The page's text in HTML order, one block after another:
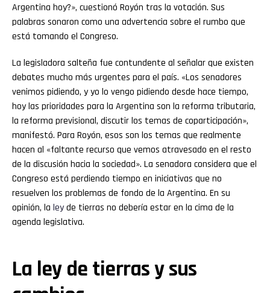
Argentina hoy?», cuestionó Royón tras la votación. Sus
palabras sonaron como una advertencia sobre el rumbo que
está tomando el Congreso.
La legisladora salteña fue contundente al señalar que existen
debates mucho más urgentes para el país. «Los senadores
venimos pidiendo, y yo lo vengo pidiendo desde hace tiempo,
hoy las prioridades para la Argentina son la reforma tributaria,
la reforma previsional, discutir los temas de coparticipación»,
manifestó. Para Royón, esos son los temas que realmente
hacen al «faltante recurso que vemos atravesado en el resto
de la discusión hacia la sociedad». La senadora considera que el
Congreso está perdiendo tiempo en iniciativas que no
resuelven los problemas de fondo de la Argentina. En su
opinión, la leyde tierras no debería estar en la cima de la
agenda legislativa.
La ley de tierras y sus